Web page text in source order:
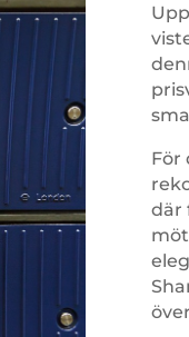
För
där